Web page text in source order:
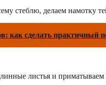
стеблю, делаем намотку
как сделать практичный
листья и